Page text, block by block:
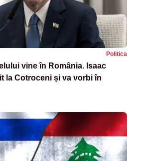
Politica
vine în România. Isaac
la Cotroceni și va vorbi în